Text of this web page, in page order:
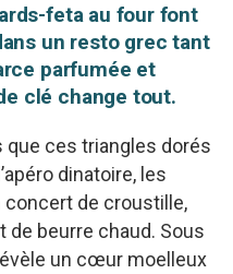
feta au four font
un resto grec tant
parfumée et
clé change tout.
ces triangles dorés
dinatoire, les
de croustille,
de beurre chaud. Sous
un cœur moelleux